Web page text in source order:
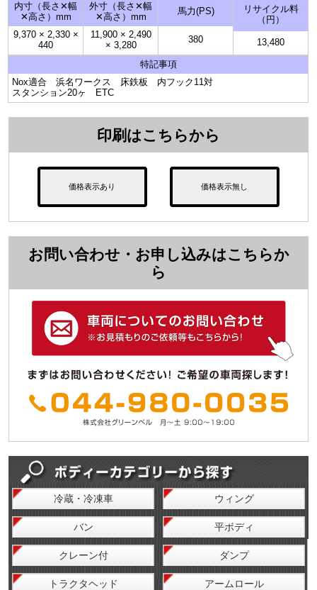
内寸（長さ✕幅
✕高さ）mm
9,370 × 2,330 ×
440
外寸（長さ✕幅
✕高さ）mm
11,900 × 2,490
× 3,280
馬力(PS)
380
リサイクル料
（円）
13,480
特記事項
Nox適合 浜名ワークス 床鉄板 内フック11対
スタンション20ヶ ETC
印刷はこちらから
価格表示あり 価格表示無し
お問い合わせ・お申し込みはこちらか
ら
冷蔵・冷凍車 ウィング
バン 平ボディ
クレーン付 ダンプ
トラクタヘッド アームロール